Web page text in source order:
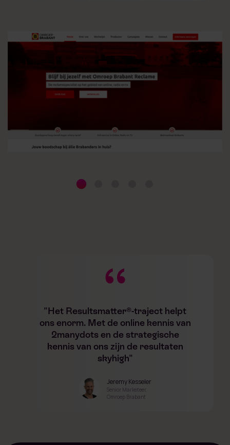
"Het Resultsmatter®-traject helpt
ons enorm. Met de online kennis van
2manydots en de strategische
kennis van ons zijn de resultaten
skyhigh"
Jeremy Kesseler
Senior Marketeer,
Omroep Brabant